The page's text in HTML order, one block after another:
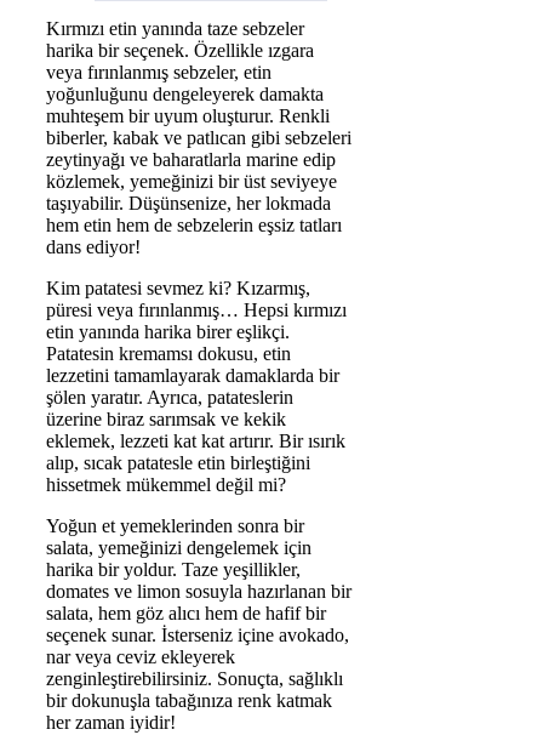
Kırmızı etin yanında taze sebzeler
harika bir seçenek. Özellikle ızgara
veya fırınlanmış sebzeler, etin
yoğunluğunu dengeleyerek damakta
muhteşem bir uyum oluşturur. Renkli
biberler, kabak ve patlıcan gibi sebzeleri
zeytinyağı ve baharatlarla marine edip
közlemek, yemeğinizi bir üst seviyeye
taşıyabilir. Düşünsenize, her lokmada
hem etin hem de sebzelerin eşsiz tatları
dans ediyor!
Kim patatesi sevmez ki? Kızarmış,
püresi veya fırınlanmış… Hepsi kırmızı
etin yanında harika birer eşlikçi.
Patatesin kremamsı dokusu, etin
lezzetini tamamlayarak damaklarda bir
şölen yaratır. Ayrıca, patateslerin
üzerine biraz sarımsak ve kekik
eklemek, lezzeti kat kat artırır. Bir ısırık
alıp, sıcak patatesle etin birleştiğini
hissetmek mükemmel değil mi?
Yoğun et yemeklerinden sonra bir
salata, yemeğinizi dengelemek için
harika bir yoldur. Taze yeşillikler,
domates ve limon sosuyla hazırlanan bir
salata, hem göz alıcı hem de hafif bir
seçenek sunar. İsterseniz içine avokado,
nar veya ceviz ekleyerek
zenginleştirebilirsiniz. Sonuçta, sağlıklı
bir dokunuşla tabağınıza renk katmak
her zaman iyidir!